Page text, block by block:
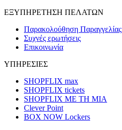
ΕΞΥΠΗΡΕΤΗΣΗ ΠΕΛΑΤΩΝ
Παρακολούθηση Παραγγελίας
Συχνές ερωτήσεις
Επικοινωνία
ΥΠΗΡΕΣΙΕΣ
SHOPFLIX max
SHOPFLIX tickets
SHOPFLIX ΜΕ ΤΗ ΜΙΑ
Clever Point
BOX NOW Lockers